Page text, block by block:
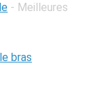
- Meilleures
bras